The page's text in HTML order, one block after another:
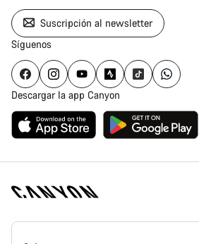
Suscripción al newsletter
Síguenos
Descargar la app Canyon
Canyon